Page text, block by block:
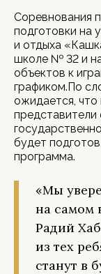
Соревнования
подготовки на
и отдыха
школе № 32 и
объектов к
графиком.По
ожидается, что
представители
будет
программа.
«Мы
на самом
Радий
из тех
станут в